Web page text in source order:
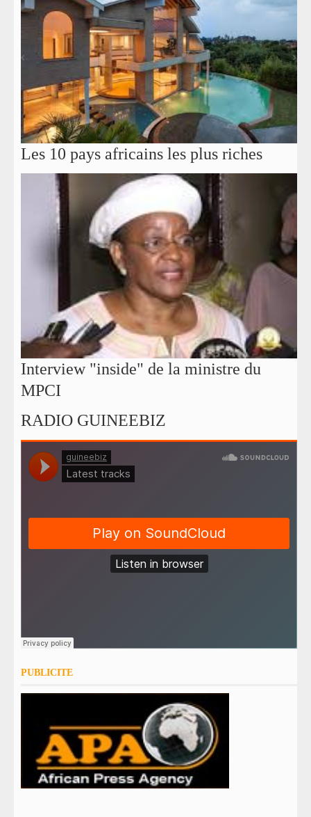
Les 10 pays africains les plus riches
Interview "inside" de la ministre du
MPCI
RADIO GUINEEBIZ
PUBLICITE